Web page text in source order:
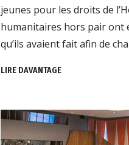
jeunes pour les droits de
humanitaires hors pair ont
qu’ils avaient fait afin de
LIRE DAVANTAGE